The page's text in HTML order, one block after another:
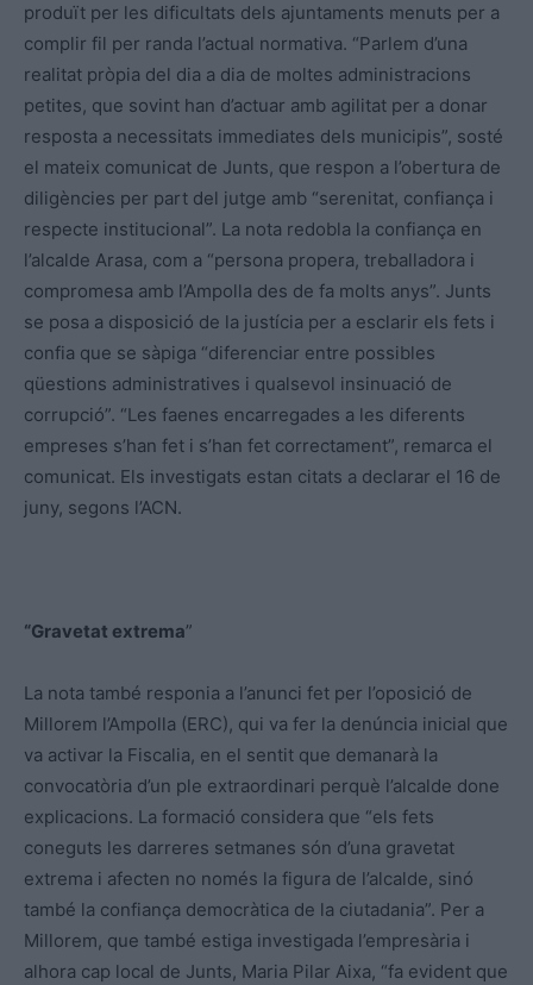
produït per les dificultats dels ajuntaments menuts per a
complir fil per randa l’actual normativa. “Parlem d’una
realitat pròpia del dia a dia de moltes administracions
petites, que sovint han d’actuar amb agilitat per a donar
resposta a necessitats immediates dels municipis”, sosté
el mateix comunicat de Junts, que respon a l’obertura de
diligències per part del jutge amb “serenitat, confiança i
respecte institucional”. La nota redobla la confiança en
l’alcalde Arasa, com a “persona propera, treballadora i
compromesa amb l’Ampolla des de fa molts anys”. Junts
se posa a disposició de la justícia per a esclarir els fets i
confia que se sàpiga “diferenciar entre possibles
qüestions administratives i qualsevol insinuació de
corrupció”. “Les faenes encarregades a les diferents
empreses s’han fet i s’han fet correctament”, remarca el
comunicat. Els investigats estan citats a declarar el 16 de
juny, segons l’ACN.
“Gravetat extrema”
La nota també responia a l’anunci fet per l’oposició de
Millorem l’Ampolla (ERC), qui va fer la denúncia inicial que
va activar la Fiscalia, en el sentit que demanarà la
convocatòria d’un ple extraordinari perquè l’alcalde done
explicacions. La formació considera que “els fets
coneguts les darreres setmanes són d’una gravetat
extrema i afecten no només la figura de l’alcalde, sinó
també la confiança democràtica de la ciutadania”. Per a
Millorem, que també estiga investigada l’empresària i
alhora cap local de Junts, Maria Pilar Aixa, “fa evident que